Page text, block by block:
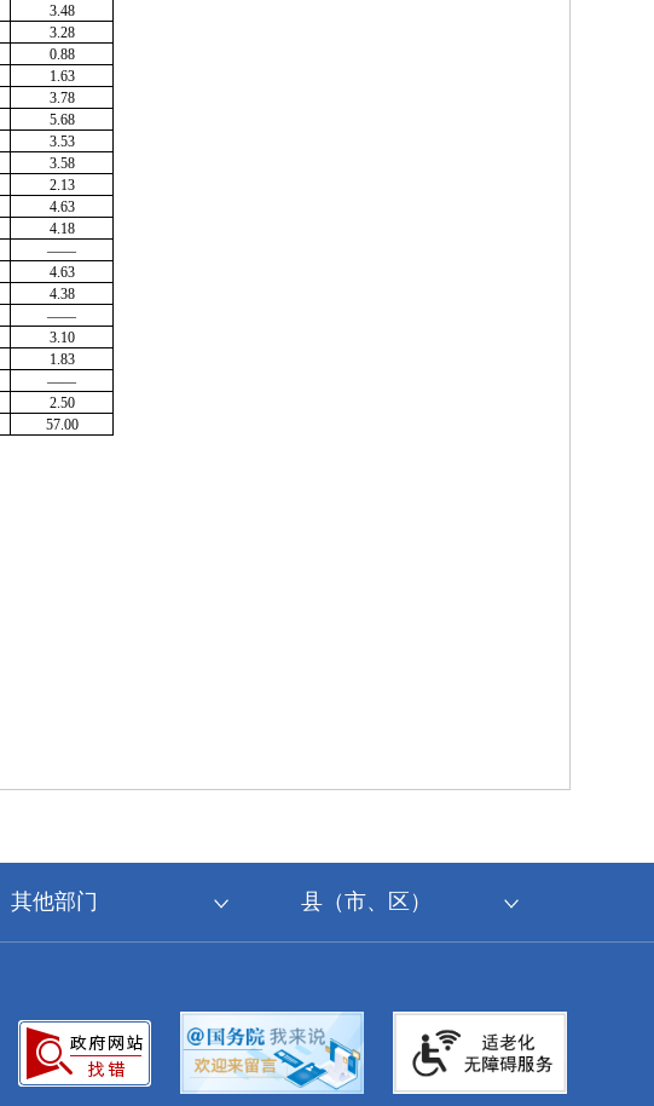
3.48
3.28
0.88
1.63
3.78
5.68
3.53
3.58
2.13
4.63
4.18
——
4.63
4.38
——
3.10
1.83
——
2.50
57.00
其他部门 县（市、区）